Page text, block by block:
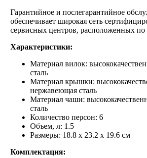
Гарантийное и послегарантийное
обеспечивает широкая сеть
сервисных центров, расположенных по
Характеристики:
Материал вилок:
сталь
Материал крышки:
нержавеющая сталь
Материал чаши:
сталь
Количество персон: 6
Объем, л: 1.5
Размеры: 18.8 х 23.2 х 19.6 см
Комплектация: